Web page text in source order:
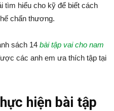
tìm hiểu cho kỹ để biết cách
chấn thương.
sách 14 bài tập vai cho nam
các anh em ưa thích tập tại
hiện bài tập